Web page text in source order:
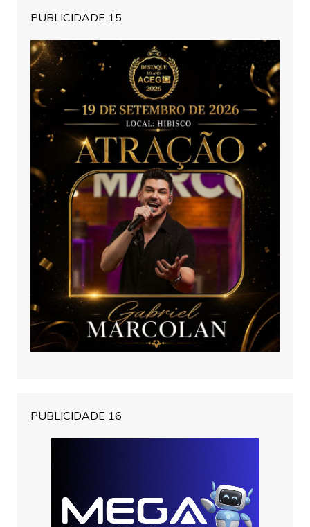
PUBLICIDADE 15
PUBLICIDADE 16